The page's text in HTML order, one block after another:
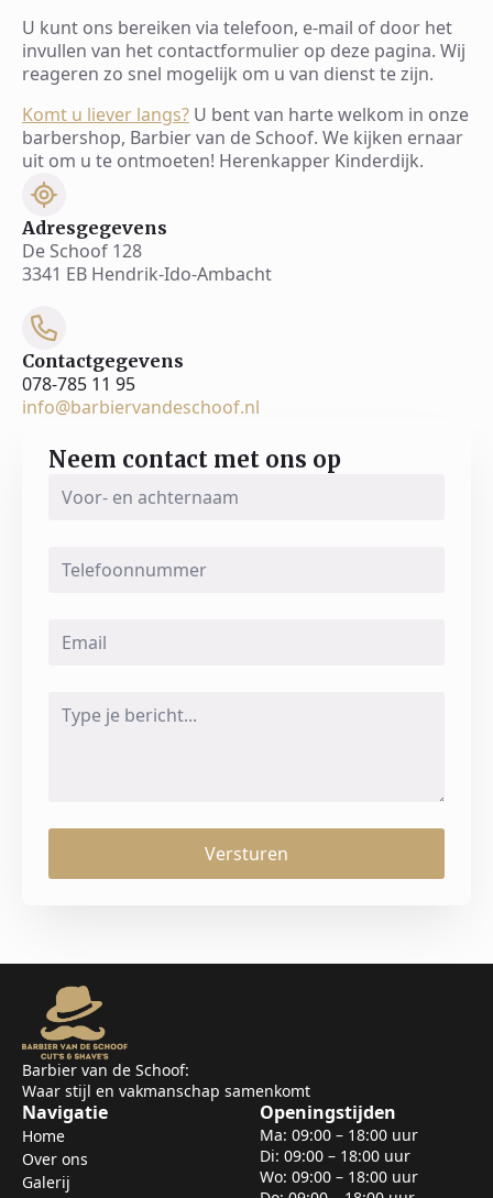
U kunt ons bereiken via telefoon, e-mail of door het
invullen van het contactformulier op deze pagina. Wij
reageren zo snel mogelijk om u van dienst te zijn.
Komt u liever langs? U bent van harte welkom in onze
barbershop, Barbier van de Schoof. We kijken ernaar
uit om u te ontmoeten! Herenkapper Kinderdijk.
Adresgegevens
De Schoof 128
3341 EB Hendrik-Ido-Ambacht
Contactgegevens
078-785 11 95
info@barbiervandeschoof.nl
Neem contact met ons op
en
Versturen
Barbier van de Schoof:
Waar stijl en vakmanschap samenkomt
Navigatie
Home
Over ons
Galerij
Openingstijden
Ma: 09:00 – 18:00 uur
Di: 09:00 – 18:00 uur
Wo: 09:00 – 18:00 uur